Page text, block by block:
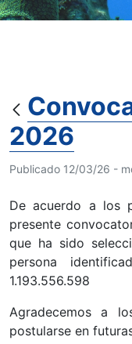
2026
Publicado 12/03/26 -
De acuerdo a los
presente
que ha sido
persona
1.193.556.598
Agradecemos a
postularse en